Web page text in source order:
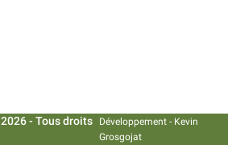
2026- Tous droits
Développement - Kevin
Grosgojat